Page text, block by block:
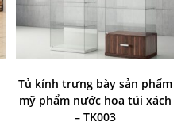
Tủ kính trưng bày sản phẩm
mỹ phẩm nước hoa túi xách
– TK003